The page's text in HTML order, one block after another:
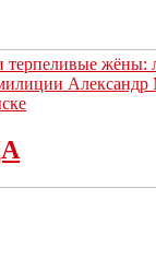
терпеливые жёны:
Александр